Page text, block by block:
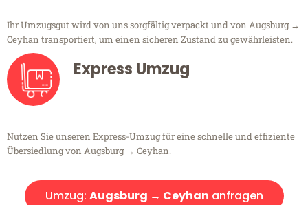
Ihr Umzugsgut wird von uns sorgfältig verpackt und von Augsburg →
Ceyhan transportiert, um einen sicheren Zustand zu gewährleisten.
Express Umzug
Nutzen Sie unseren Express-Umzug für eine schnelle und effiziente
Übersiedlung von Augsburg → Ceyhan.
Umzug: Augsburg → Ceyhan anfragen